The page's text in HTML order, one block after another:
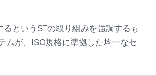
というSTの取り組みを強調するも
ムが、ISO規格に準拠した均一なセ